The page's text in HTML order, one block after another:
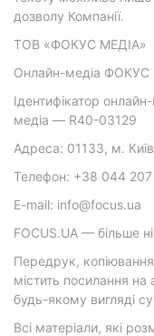
дозволу Компанії.
ТОВ «ФОКУС МЕДІА»
Онлайн-медіа ФОКУС
Ідентифікатор
медіа — R40-03129
Адреса: 01133, м.
Телефон: +38 044
E-mail: info@focus.ua
FOCUS.UA — більше
Передрук,
містить посилання на
будь-якому вигляді
Всі матеріали, які